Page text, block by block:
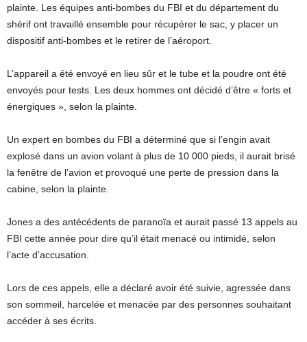
plainte. Les équipes anti-bombes du FBI et du département du
shérif ont travaillé ensemble pour récupérer le sac, y placer un
dispositif anti-bombes et le retirer de l’aéroport.
L’appareil a été envoyé en lieu sûr et le tube et la poudre ont été
envoyés pour tests. Les deux hommes ont décidé d’être « forts et
énergiques », selon la plainte.
Un expert en bombes du FBI a déterminé que si l’engin avait
explosé dans un avion volant à plus de 10 000 pieds, il aurait brisé
la fenêtre de l’avion et provoqué une perte de pression dans la
cabine, selon la plainte.
Jones a des antécédents de paranoïa et aurait passé 13 appels au
FBI cette année pour dire qu’il était menacé ou intimidé, selon
l’acte d’accusation.
Lors de ces appels, elle a déclaré avoir été suivie, agressée dans
son sommeil, harcelée et menacée par des personnes souhaitant
accéder à ses écrits.